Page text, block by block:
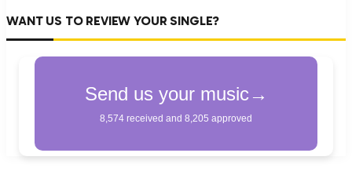
WANT US TO REVIEW YOUR SINGLE?